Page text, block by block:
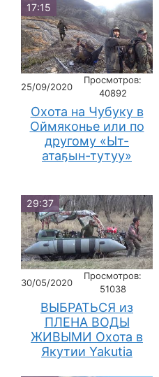
17:15
25/09/2020
Просмотров:
40892
Охота на Чубуку в
Оймяконье или по
другому «Ыт-
атаҕын-тутуу»
29:37
30/05/2020
Просмотров:
51038
ВЫБРАТЬСЯ из
ПЛЕНА ВОДЫ
ЖИВЫМИ Охота в
Якутии Yakutia